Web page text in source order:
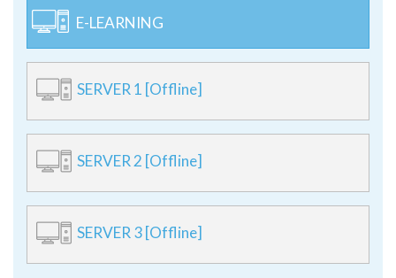
E-LEARNING
SERVER 1 [Offline]
SERVER 2 [Offline]
SERVER 3 [Offline]